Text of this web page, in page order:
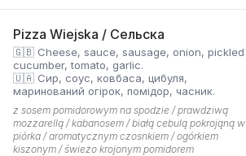
Pizza Wiejska / Сельска
🇬🇧 Cheese, sauce, sausage, onion, pickled
cucumber, tomato, garlic.
🇺🇦 Сир, соус, ковбаса, цибуля,
маринований огірок, помідор, часник.
z sosem pomidorowym na spodzie / prawdziwą
mozzarellą / kabanosem / białą cebulą pokrojąną w
piórka / aromatycznym czosnkiem / ogórkiem
kiszonym / świeżo krojonym pomidorem